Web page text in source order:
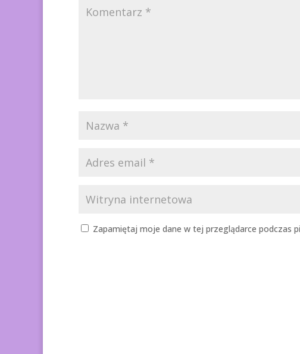
Zapamiętaj moje dane w tej przeglądarce podczas